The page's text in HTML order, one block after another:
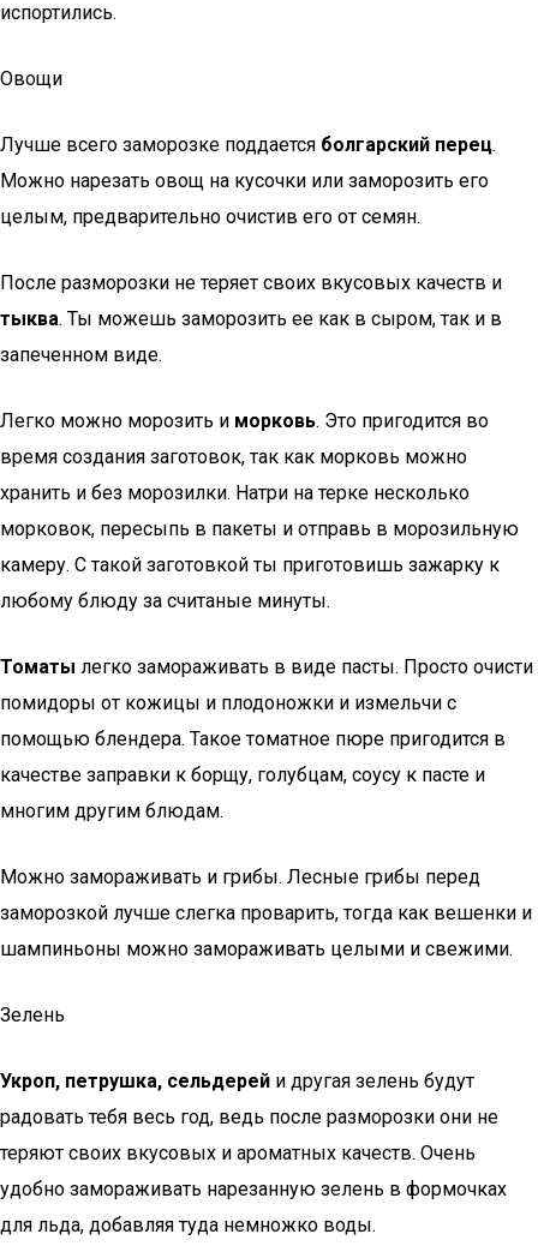
испортились.
Овощи
Лучше всего заморозке поддается болгарский перец.
Можно нарезать овощ на кусочки или заморозить его
целым, предварительно очистив его от семян.
После разморозки не теряет своих вкусовых качеств и
тыква. Ты можешь заморозить ее как в сыром, так и в
запеченном виде.
Легко можно морозить и морковь. Это пригодится во
время создания заготовок, так как морковь можно
хранить и без морозилки. Натри на терке несколько
морковок, пересыпь в пакеты и отправь в морозильную
камеру. С такой заготовкой ты приготовишь зажарку к
любому блюду за считаные минуты.
Томаты легко замораживать в виде пасты. Просто очисти
помидоры от кожицы и плодоножки и измельчи с
помощью блендера. Такое томатное пюре пригодится в
качестве заправки к борщу, голубцам, соусу к пасте и
многим другим блюдам.
Можно замораживать и грибы. Лесные грибы перед
заморозкой лучше слегка проварить, тогда как вешенки и
шампиньоны можно замораживать целыми и свежими.
Зелень
Укроп, петрушка, сельдерей и другая зелень будут
радовать тебя весь год, ведь после разморозки они не
теряют своих вкусовых и ароматных качеств. Очень
удобно замораживать нарезанную зелень в формочках
для льда, добавляя туда немножко воды.